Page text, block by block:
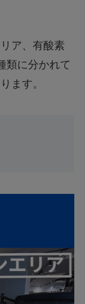
ア、有酸素
類に分かれて
ます。